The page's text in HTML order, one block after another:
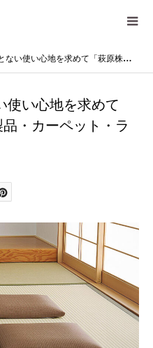
を求めて「萩原株式会社 | い草製品・カーペット・ラグ」
使い心地を求めて
品・カーペット・ラ